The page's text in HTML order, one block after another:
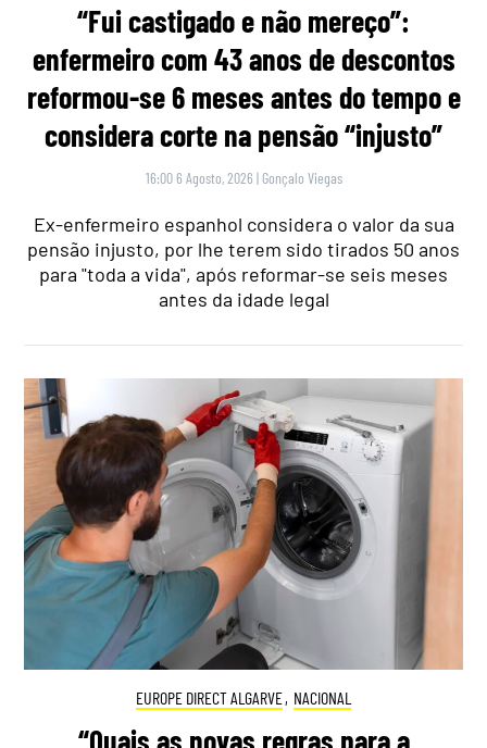
“Fui castigado e não mereço”:
enfermeiro com 43 anos de descontos
reformou-se 6 meses antes do tempo e
considera corte na pensão “injusto”
16:00 6 Agosto, 2026 | Gonçalo Viegas
Ex-enfermeiro espanhol considera o valor da sua
pensão injusto, por lhe terem sido tirados 50 anos
para "toda a vida", após reformar-se seis meses
antes da idade legal
EUROPE DIRECT ALGARVE, NACIONAL
“Quais as novas regras para a